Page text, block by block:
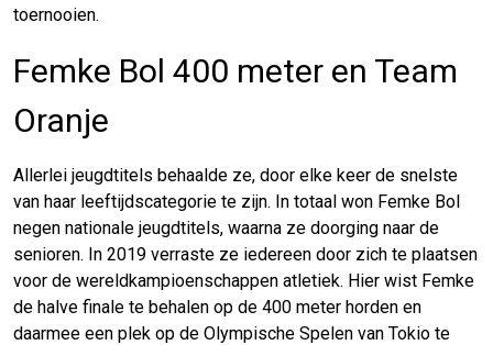
toernooien.
Femke Bol 400 meter en Team
Oranje
Allerlei jeugdtitels behaalde ze, door elke keer de snelste
van haar leeftijdscategorie te zijn. In totaal won Femke Bol
negen nationale jeugdtitels, waarna ze doorging naar de
senioren. In 2019 verraste ze iedereen door zich te plaatsen
voor de wereldkampioenschappen atletiek. Hier wist Femke
de halve finale te behalen op de 400 meter horden en
daarmee een plek op de Olympische Spelen van Tokio te